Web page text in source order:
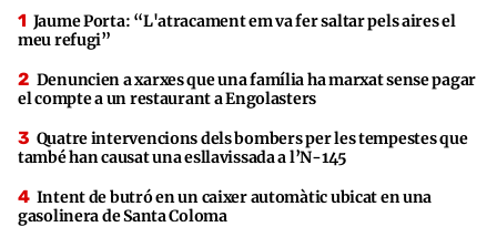
Jaume Porta: “L'atracament em va fer saltar pels aires el
meu refugi”
Denuncien a xarxes que una família ha marxat sense pagar
el compte a un restaurant a Engolasters
Quatre intervencions dels bombers per les tempestes que
també han causat una esllavissada a l’N-145
Intent de butró en un caixer automàtic ubicat en una
gasolinera de Santa Coloma